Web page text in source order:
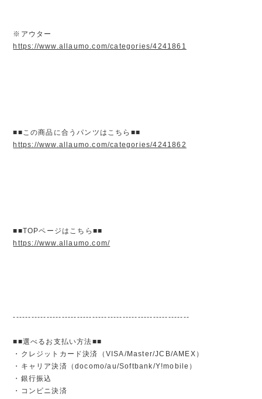
※アウター
https://www.allaumo.com/categories/4241861
■■この商品に合うパンツはこちら■■
https://www.allaumo.com/categories/4241862
■■TOPページはこちら■■
https://www.allaumo.com/
----------------------------------------------------------
■■選べるお支払い方法■■
・クレジットカード決済（VISA/Master/JCB/AMEX）
・キャリア決済（docomo/au/Softbank/Y!mobile）
・銀行振込
・コンビニ決済